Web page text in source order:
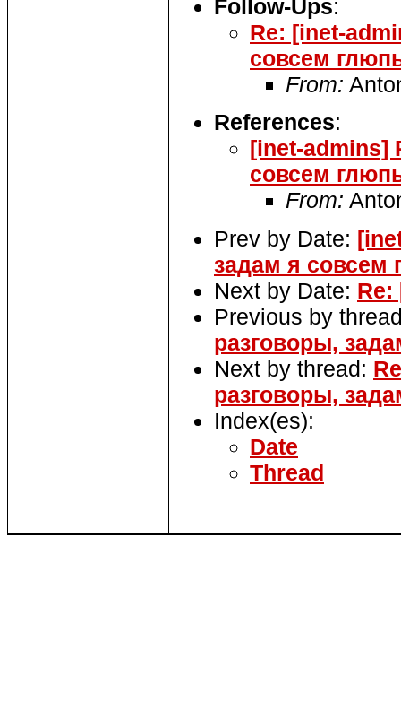
Follow-Ups:
Re: [inet-
совсем
From:
References:
[inet-admins]
совсем
From:
Prev by Date:
задам я совсем
Next by Date: Re:
Previous by
разговоры,
Next by thread:
разговоры,
Index(es):
Date
Thread